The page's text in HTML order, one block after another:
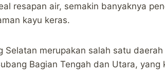
resapan air, semakin banyaknya
kayu keras.
Selatan merupakan salah satu
Bagian Tengah dan Utara,